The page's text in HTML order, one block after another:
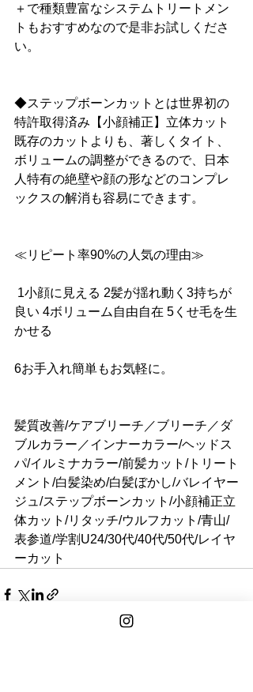
＋で種類豊富なシステムトリートメン
トもおすすめなので是非お試しくださ
い。
◆ステップボーンカットとは世界初の
特許取得済み【小顔補正】立体カット
既存のカットよりも、著しくタイト、
ボリュームの調整ができるので、日本
人特有の絶壁や顔の形などのコンプレ
ックスの解消も容易にできます。
≪リピート率90%の人気の理由≫
1小顔に見える 2髪が揺れ動く3持ちが
良い 4ボリューム自由自在 5くせ毛を生
かせる
6お手入れ簡単もお気軽に。
髪質改善/ケアブリーチ／ブリーチ／ダ
ブルカラー／インナーカラー/ヘッドス
パ/イルミナカラー/前髪カット/トリート
メント/白髪染め/白髪ぼかし/バレイヤー
ジュ/ステップボーンカット/小顔補正立
体カット/リタッチ/ウルフカット/青山/
表参道/学割U24/30代/40代/50代/レイヤ
ーカット